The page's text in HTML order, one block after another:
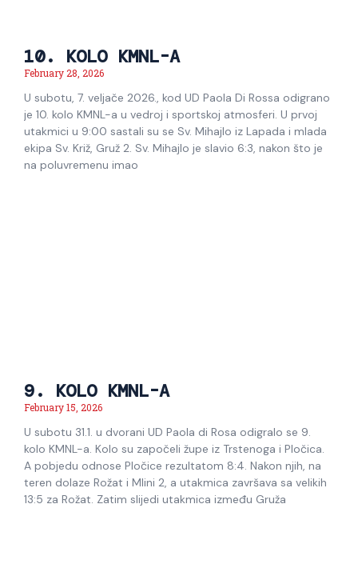
10. KOLO KMNL-A
February 28, 2026
U subotu, 7. veljače 2026., kod UD Paola Di Rossa odigrano
je 10. kolo KMNL-a u vedroj i sportskoj atmosferi. U prvoj
utakmici u 9:00 sastali su se Sv. Mihajlo iz Lapada i mlada
ekipa Sv. Križ, Gruž 2. Sv. Mihajlo je slavio 6:3, nakon što je
na poluvremenu imao
9. KOLO KMNL-A
February 15, 2026
U subotu 31.1. u dvorani UD Paola di Rosa odigralo se 9.
kolo KMNL-a. Kolo su započeli župe iz Trstenoga i Pločica.
A pobjedu odnose Pločice rezultatom 8:4. Nakon njih, na
teren dolaze Rožat i Mlini 2, a utakmica završava sa velikih
13:5 za Rožat. Zatim slijedi utakmica između Gruža